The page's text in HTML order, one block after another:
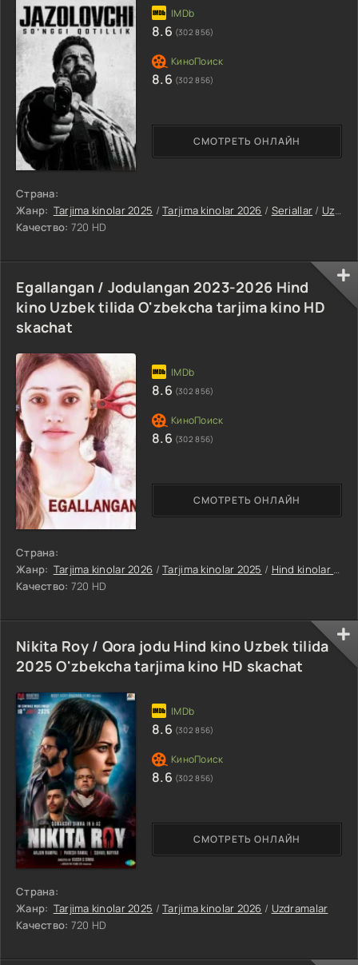
Страна:
Жанр: Tarjima kinolar 2025 /Tarjima kinolar 2026 / Seriallar / Uzdramalar
Качество: 720 HD
СМОТРЕТЬ ОНЛАЙН
8.6 (302 856)
8.6 (302 856)
Egallangan / Jodulangan 2023-2026 Hind
kino Uzbek tilida O'zbekcha tarjima kino HD
skachat
Страна:
Жанр: Tarjima kinolar 2026 /Tarjima kinolar 2025 / Hind kinolar 2025
Качество: 720 HD
СМОТРЕТЬ ОНЛАЙН
8.6 (302 856)
8.6 (302 856)
Nikita Roy / Qora jodu Hind kino Uzbek tilida
2025 O'zbekcha tarjima kino HD skachat
Страна:
Жанр: Tarjima kinolar 2025 /Tarjima kinolar 2026 / Uzdramalar
Качество: 720 HD
СМОТРЕТЬ ОНЛАЙН
8.6 (302 856)
8.6 (302 856)